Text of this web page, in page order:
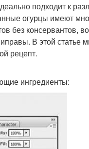
подходит к
огурцы имеют
без консервантов,
В этой статье
рецепт.
ингредиенты: